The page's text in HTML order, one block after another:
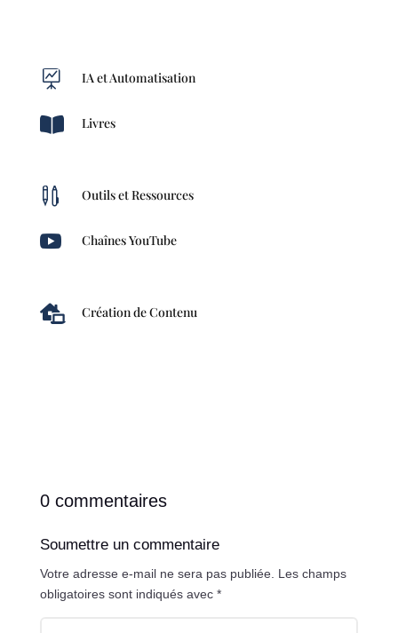
 IA et Automatisation
 Livres
 Outils et Ressources
 Chaînes YouTube
 Création de Contenu
0 commentaires
Soumettre un commentaire
Votre adresse e-mail ne sera pas publiée. Les champs
obligatoires sont indiqués avec *